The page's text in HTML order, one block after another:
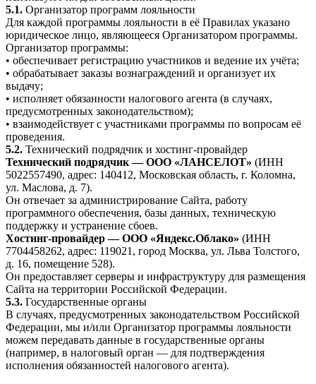
5.1. Организатор программ лояльности
Для каждой программы лояльности в её Правилах указано
юридическое лицо, являющееся Организатором программы.
Организатор программы:
• обеспечивает регистрацию участников и ведение их учёта;
• обрабатывает заказы вознаграждений и организует их
выдачу;
• исполняет обязанности налогового агента (в случаях,
предусмотренных законодательством);
• взаимодействует с участниками программы по вопросам её
проведения.
5.2. Технический подрядчик и хостинг-провайдер
Технический подрядчик — ООО «ЛАНСЕЛОТ» (ИНН
5022557490, адрес: 140412, Московская область, г. Коломна,
ул. Маслова, д. 7).
Он отвечает за администрирование Сайта, работу
программного обеспечения, базы данных, техническую
поддержку и устранение сбоев.
Хостинг-провайдер — ООО «Яндекс.Облако» (ИНН
7704458262, адрес: 119021, город Москва, ул. Льва Толстого,
д. 16, помещение 528).
Он предоставляет серверы и инфраструктуру для размещения
Сайта на территории Российской Федерации.
5.3. Государственные органы
В случаях, предусмотренных законодательством Российской
Федерации, мы и/или Организатор программы лояльности
можем передавать данные в государственные органы
(например, в налоговый орган — для подтверждения
исполнения обязанностей налогового агента).